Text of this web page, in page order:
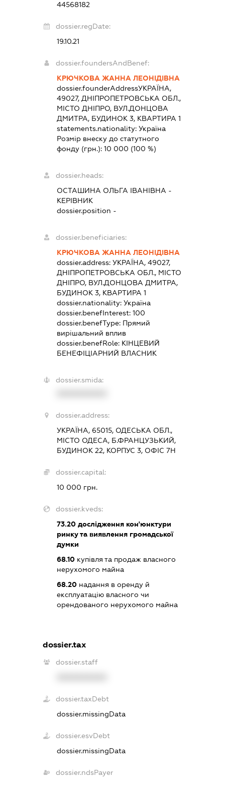
44568182
dossier.regDate:
19.10.21
dossier.foundersAndBenef:
КРЮЧКОВА ЖАННА ЛЕОНІДІВНА
dossier.founderAddressУКРАЇНА,
49027, ДНІПРОПЕТРОВСЬКА ОБЛ.,
МІСТО ДНІПРО, ВУЛ.ДОНЦОВА
ДМИТРА, БУДИНОК 3, КВАРТИРА 1
statements.nationality:Україна
Розмір внеску до статутного
фонду (грн.):10 000 (100 %)
dossier.heads:
ОСТАШИНА ОЛЬГА ІВАНІВНА -
КЕРІВНИК
dossier.position -
dossier.beneficiaries:
КРЮЧКОВА ЖАННА ЛЕОНІДІВНА
dossier.address:УКРАЇНА, 49027,
ДНІПРОПЕТРОВСЬКА ОБЛ., МІСТО
ДНІПРО, ВУЛ.ДОНЦОВА ДМИТРА,
БУДИНОК 3, КВАРТИРА 1
dossier.nationality:Україна
dossier.benefInterest:100
dossier.benefType: Прямий
вирішальний вплив
dossier.benefRole: КІНЦЕВИЙ
БЕНЕФІЦІАРНИЙ ВЛАСНИК
dossier.smida:
dossier.address:
УКРАЇНА, 65015, ОДЕСЬКА ОБЛ.,
МІСТО ОДЕСА, Б.ФРАНЦУЗЬКИЙ,
БУДИНОК 22, КОРПУС 3, ОФІС 7Н
dossier.capital:
10 000 грн.
dossier.kveds:
73.20 дослідження кон'юнктури
ринку та виявлення громадської
думки
68.10 купівля та продаж власного
нерухомого майна
68.20 надання в оренду й
експлуатацію власного чи
орендованого нерухомого майна
dossier.tax
dossier.staff
dossier.taxDebt
dossier.missingData
dossier.esvDebt
dossier.missingData
dossier.ndsPayer